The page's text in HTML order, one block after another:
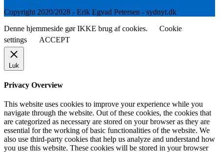
Copyright 2020/2028 - Erik Egvad Petersen - sydnyt.dk
Denne hjemmeside gør IKKE brug af cookies.
Cookie
settings
ACCEPT
Luk
Privacy Overview
This website uses cookies to improve your experience while you
navigate through the website. Out of these cookies, the cookies that
are categorized as necessary are stored on your browser as they are
essential for the working of basic functionalities of the website. We
also use third-party cookies that help us analyze and understand how
you use this website. These cookies will be stored in your browser